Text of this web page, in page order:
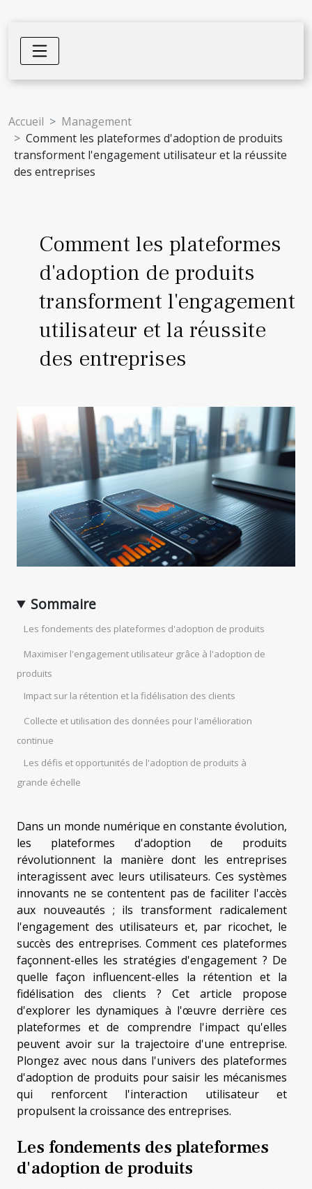
Accueil
Management
Comment les plateformes d'adoption de produits
transforment l'engagement utilisateur et la réussite
des entreprises
Comment les plateformes
d'adoption de produits
transforment l'engagement
utilisateur et la réussite
des entreprises
Sommaire
Les fondements des plateformes d'adoption de produits
Maximiser l'engagement utilisateur grâce à l'adoption de
produits
Impact sur la rétention et la fidélisation des clients
Collecte et utilisation des données pour l'amélioration
continue
Les défis et opportunités de l'adoption de produits à
grande échelle
Dans un monde numérique en constante évolution,
les plateformes d'adoption de produits
révolutionnent la manière dont les entreprises
interagissent avec leurs utilisateurs. Ces systèmes
innovants ne se contentent pas de faciliter l'accès
aux nouveautés ; ils transforment radicalement
l'engagement des utilisateurs et, par ricochet, le
succès des entreprises. Comment ces plateformes
façonnent-elles les stratégies d'engagement ? De
quelle façon influencent-elles la rétention et la
fidélisation des clients ? Cet article propose
d'explorer les dynamiques à l'œuvre derrière ces
plateformes et de comprendre l'impact qu'elles
peuvent avoir sur la trajectoire d'une entreprise.
Plongez avec nous dans l'univers des plateformes
d'adoption de produits pour saisir les mécanismes
qui renforcent l'interaction utilisateur et
propulsent la croissance des entreprises.
Les fondements des plateformes
d'adoption de produits